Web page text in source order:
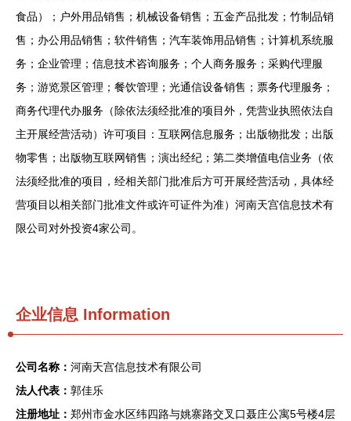
食品）；户外用品销售；机械设备销售；五金产品批发；竹制品销
售；办公用品销售；软件销售；汽车装饰用品销售；计算机系统服
务；企业管理；信息技术咨询服务；个人商务服务；采购代理服
务；游览景区管理；餐饮管理；光通信设备销售；票务代理服务；
商务代理代办服务（除依法须经批准的项目外，凭营业执照依法自
主开展经营活动）许可项目：互联网信息服务；出版物批发；出版
物零售；出版物互联网销售；演出经纪；第二类增值电信业务（依
法须经批准的项目，经相关部门批准后方可开展经营活动，具体经
营项目以相关部门批准文件或许可证件为准）河南天宫信息技术有
限公司对外投资4家公司。
企业信息 Information
公司名称： 河南天宫信息技术有限公司
法人代表： 郭佳乐
注册地址： 郑州市金水区纬四路与姚寨路交叉口聂庄公寓5号楼4层